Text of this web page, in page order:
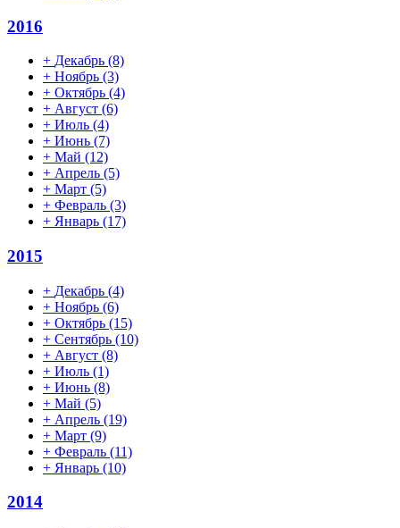
2016
+ Декабрь (8)
+ Ноябрь (3)
+ Октябрь (4)
+ Август (6)
+ Июль (4)
+ Июнь (7)
+ Май (12)
+ Апрель (5)
+ Март (5)
+ Февраль (3)
+ Январь (17)
2015
+ Декабрь (4)
+ Ноябрь (6)
+ Октябрь (15)
+ Сентябрь (10)
+ Август (8)
+ Июль (1)
+ Июнь (8)
+ Май (5)
+ Апрель (19)
+ Март (9)
+ Февраль (11)
+ Январь (10)
2014